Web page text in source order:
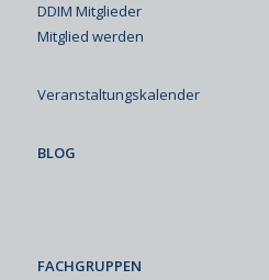
DDIM Mitglieder
Mitglied werden
Veranstaltungskalender
BLOG
FACHGRUPPEN